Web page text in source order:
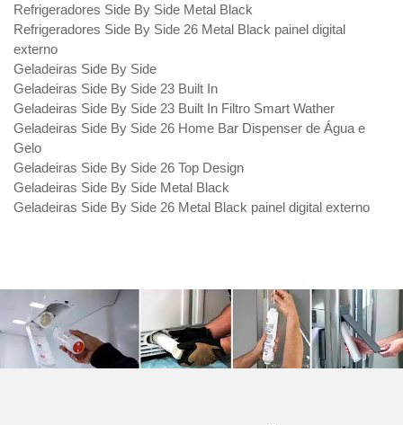
Refrigeradores Side By Side Metal Black
Refrigeradores Side By Side 26 Metal Black painel digital
externo
Geladeiras Side By Side
Geladeiras Side By Side 23 Built In
Geladeiras Side By Side 23 Built In Filtro Smart Wather
Geladeiras Side By Side 26 Home Bar Dispenser de Água e
Gelo
Geladeiras Side By Side 26 Top Design
Geladeiras Side By Side Metal Black
Geladeiras Side By Side 26 Metal Black painel digital externo